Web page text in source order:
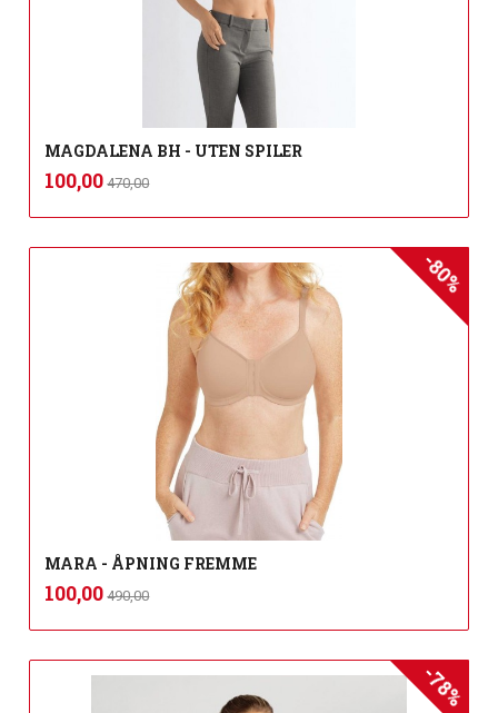
MAGDALENA BH - UTEN SPILER
Tilbud
100,00 470,00mva.
MARA - ÅPNING FREMME
Tilbud
100,00 490,00
-80%
mva.
-78%